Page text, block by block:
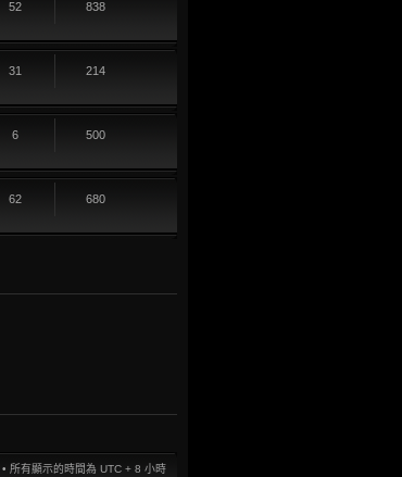
52 838
31 214
6 500
62 680
• 所有顯示的時間為 UTC + 8 小時